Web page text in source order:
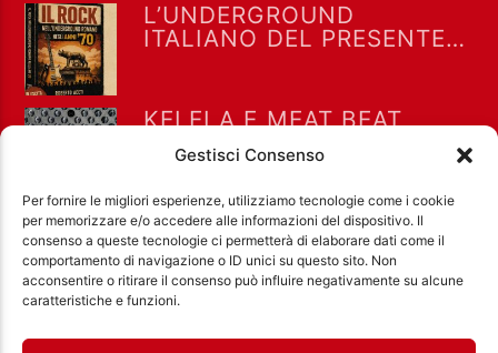
Gestisci Consenso
Per fornire le migliori esperienze, utilizziamo tecnologie come i cookie
per memorizzare e/o accedere alle informazioni del dispositivo. Il
consenso a queste tecnologie ci permetterà di elaborare dati come il
comportamento di navigazione o ID unici su questo sito. Non
acconsentire o ritirare il consenso può influire negativamente su alcune
caratteristiche e funzioni.
L’UNDERGROUND
ITALIANO DEL PRESENTE E
KELELA E MEAT BEAT
MANIFESTO A 33×2 DEL
5-8-2026
Ass. Cult. Dissociazione - Codice fiscale:
Città Aperta via di Casal Bruciato 31/A, Roma